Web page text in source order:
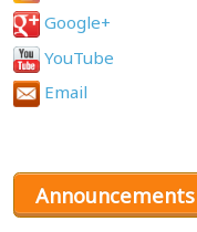
Google+
YouTube
Email
Announcements